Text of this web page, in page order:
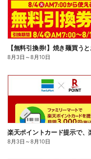
8月3日 ～8月10日
8月3日 ～8月10日